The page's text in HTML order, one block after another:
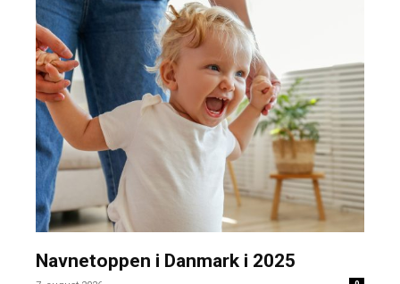
Navnetoppen i Danmark i 2025